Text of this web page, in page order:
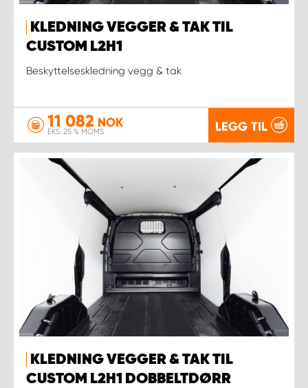
KLEDNING VEGGER & TAK TIL
CUSTOM L2H1
Beskyttelseskledning vegg & tak
11 082 NOK
EKS. 25 % MOMS LEGG TIL
KLEDNING VEGGER & TAK TIL
CUSTOM L2H1 DOBBELTDØRR